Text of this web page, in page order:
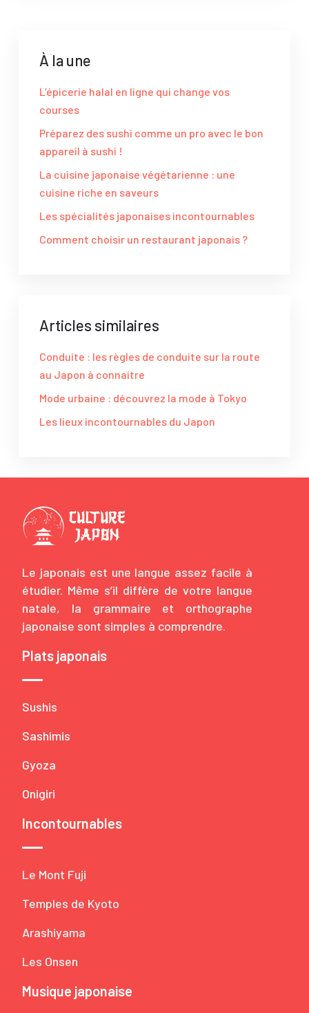
À la une
L’épicerie halal en ligne qui change vos
courses
Préparez des sushi comme un pro avec le bon
appareil à sushi !
La cuisine japonaise végétarienne : une
cuisine riche en saveurs
Les spécialités japonaises incontournables
Comment choisir un restaurant japonais ?
Articles similaires
Conduite : les règles de conduite sur la route
au Japon à connaitre
Mode urbaine : découvrez la mode à Tokyo
Les lieux incontournables du Japon
Le japonais est une langue assez facile à
étudier. Même s’il diffère de votre langue
natale, la grammaire et orthographe
japonaise sont simples à comprendre.
Plats japonais
Sushis
Sashimis
Gyoza
Onigiri
Incontournables
Le Mont Fuji
Temples de Kyoto
Arashiyama
Les Onsen
Musique japonaise